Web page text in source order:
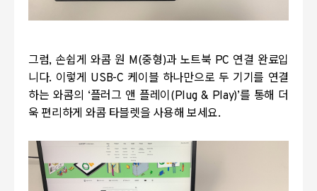
그럼, 손쉽게 와콤 원 M(중형)과 노트북 PC 연결 완료입
니다. 이렇게 USB-C 케이블 하나만으로 두 기기를 연결
하는 와콤의 ‘플러그 앤 플레이 (Plug & Play)’를 통해 더
욱 편리하게 와콤 타블렛을 사용해 보세요.